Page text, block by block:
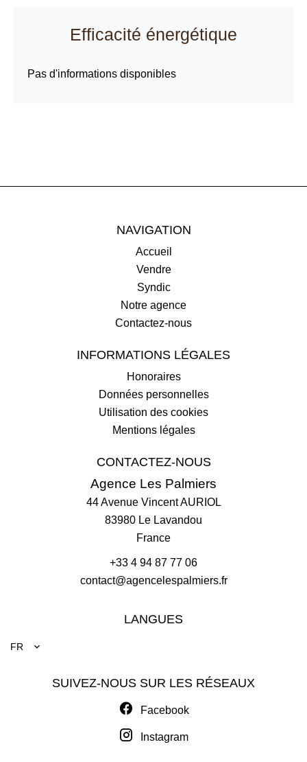
Efficacité énergétique
Pas d'informations disponibles
NAVIGATION
Accueil
Vendre
Syndic
Notre agence
Contactez-nous
INFORMATIONS LÉGALES
Honoraires
Données personnelles
Utilisation des cookies
Mentions légales
CONTACTEZ-NOUS
Agence Les Palmiers
44 Avenue Vincent AURIOL
83980 Le Lavandou
France
+33 4 94 87 77 06
contact@agencelespalmiers.fr
LANGUES
FR
SUIVEZ-NOUS SUR LES RÉSEAUX
Facebook
Instagram